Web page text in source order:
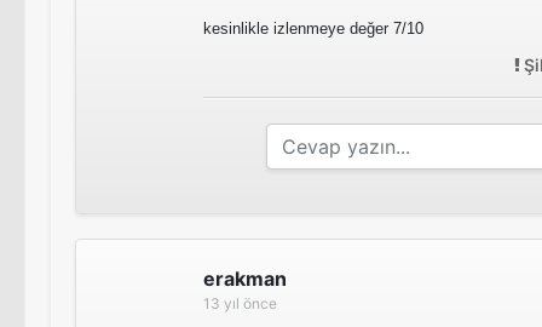
kesinlikle izlenmeye değer 7/10
erakman
13 yıl önce